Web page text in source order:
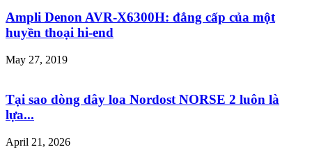
Ampli Denon AVR-X6300H: đẳng cấp của một
huyền thoại hi-end
May 27, 2019
Tại sao dòng dây loa Nordost NORSE 2 luôn là
lựa...
April 21, 2026